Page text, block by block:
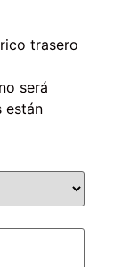
trasero
será
están